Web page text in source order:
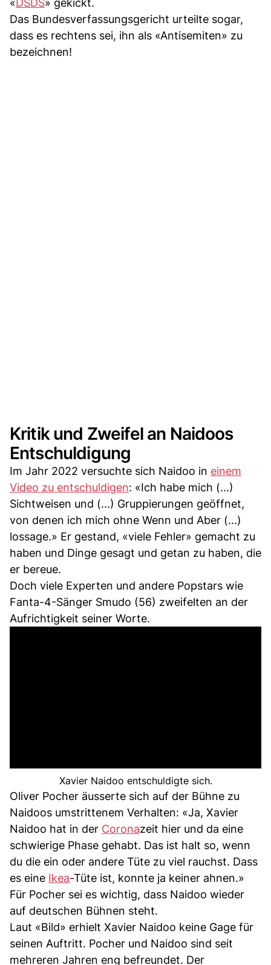
«DSDS» gekickt.
Das Bundesverfassungsgericht urteilte sogar,
dass es rechtens sei, ihn als «Antisemiten» zu
bezeichnen!
Kritik und Zweifel an Naidoos
Entschuldigung
Im Jahr 2022 versuchte sich Naidoo in einem
Video zu entschuldigen: «Ich habe mich (...)
Sichtweisen und (...) Gruppierungen geöffnet,
von denen ich mich ohne Wenn und Aber (...)
lossage.» Er gestand, «viele Fehler» gemacht zu
haben und Dinge gesagt und getan zu haben, die
er bereue.
Doch viele Experten und andere Popstars wie
Fanta-4-Sänger Smudo (56) zweifelten an der
Aufrichtigkeit seiner Worte.
Xavier Naidoo entschuldigte sich.
Oliver Pocher äusserte sich auf der Bühne zu
Naidoos umstrittenem Verhalten: «Ja, Xavier
Naidoo hat in der Coronazeit hier und da eine
schwierige Phase gehabt. Das ist halt so, wenn
du die ein oder andere Tüte zu viel rauchst. Dass
es eine Ikea-Tüte ist, konnte ja keiner ahnen.»
Für Pocher sei es wichtig, dass Naidoo wieder
auf deutschen Bühnen steht.
Laut «Bild» erhielt Xavier Naidoo keine Gage für
seinen Auftritt. Pocher und Naidoo sind seit
mehreren Jahren eng befreundet. Der